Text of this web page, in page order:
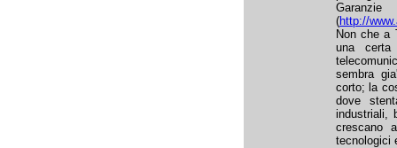
(http://
Non che a
una
sembra
corto; la
dove
industriali,
crescano
tecnologici